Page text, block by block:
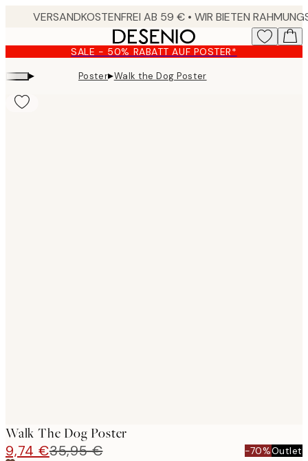
content.
SALE - 50% RABATT AUF POSTER*
▸ Poster▸Walk the Dog Poster
Walk The Dog Poster
9,74 €35,95 € -70%Outlet